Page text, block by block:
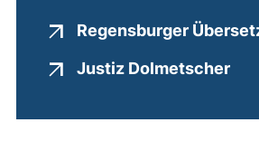
Regensburger
Justiz Dolmetscher